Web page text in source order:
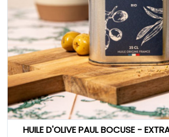
HUILE D'OLIVE PAUL BOCUSE -